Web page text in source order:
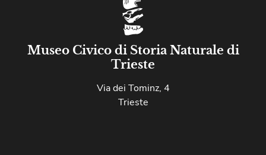
Museo Civico di Storia Naturale di
Trieste
Via dei Tominz, 4
Trieste